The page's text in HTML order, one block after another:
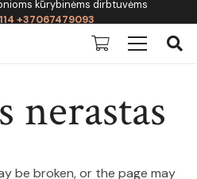
kūrybinėms dirbtuvėms
+37067479093
nerastas
be broken, or the page may